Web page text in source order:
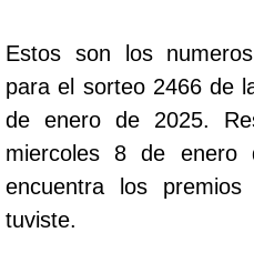
Estos son los
para el sorteo 2466 de
de enero de 2025.
miercoles 8 de enero
encuentra los
tuviste.